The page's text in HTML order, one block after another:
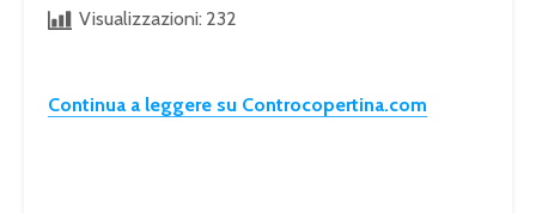
Visualizzazioni: 232
Continua a leggere su Controcopertina.com